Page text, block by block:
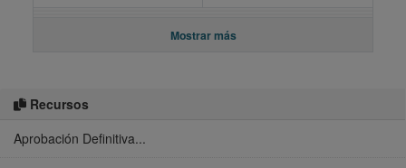
Recursos
Aprobación Definitiva...
Mostrar más